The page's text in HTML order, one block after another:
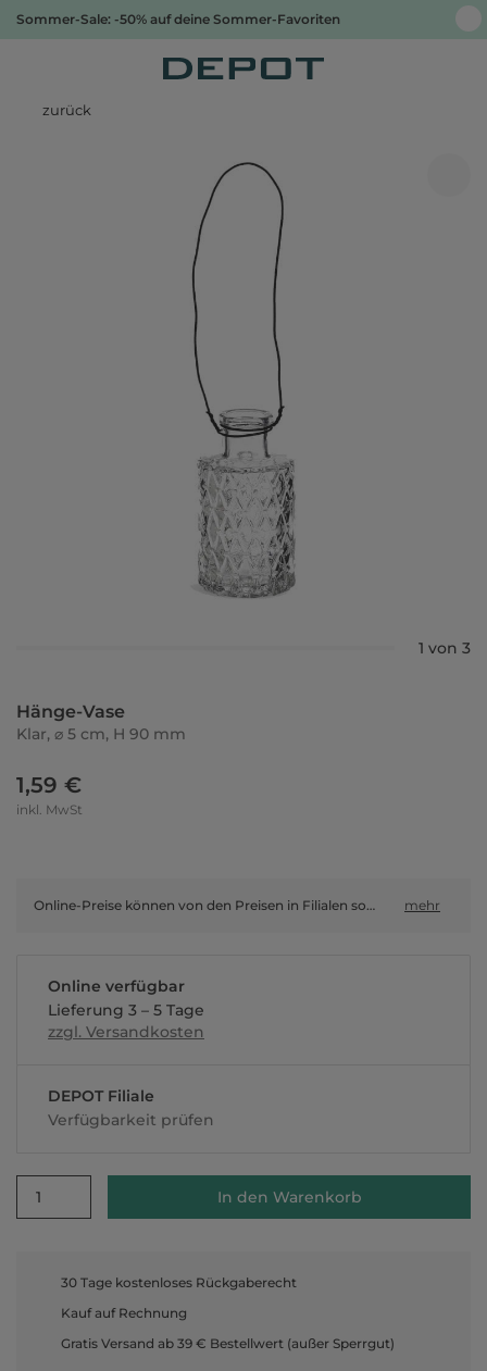
Sommer-Sale: -50% auf deine Sommer-Favoriten
zurück
1 von 3
Hänge-Vase
Klar, ⌀ 5 cm, H 90 mm
1,59 €
inkl. MwSt
Online-Preise können von den Preisen in Filialen sowie Shop-in-Shop-Flächen abweichen. mehr
Online verfügbar
Lieferung 3 – 5 Tage
zzgl. Versandkosten
DEPOT Filiale
Verfügbarkeit prüfen
1 In den Warenkorb
30 Tage kostenloses Rückgaberecht
Kauf auf Rechnung
Gratis Versand ab 39 € Bestellwert (außer Sperrgut)